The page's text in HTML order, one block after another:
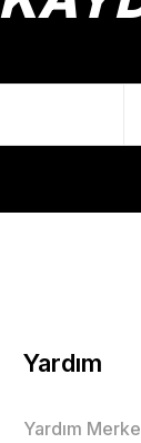
Yardım
Yardım